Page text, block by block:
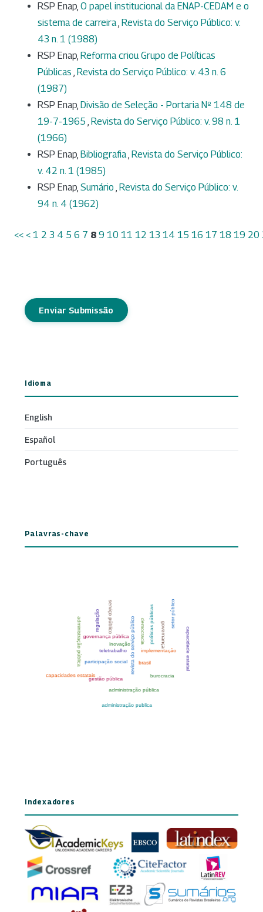
RSP Enap, O papel institucional da ENAP-CEDAM e o
sistema de carreira Revista do Serviço Público: v.
43 n. 1 (1988)
RSP Enap, Reforma criou Grupo de Políticas
Públicas Revista do Serviço Público: v. 43 n. 6
(1987)
RSP Enap, Divisão de Seleção - Portaria Nº 148 de
19-7-1965 Revista do Serviço Público: v. 98 n. 1
(1966)
RSP Enap, Bibliografia Revista do Serviço Público:
v. 42 n. 1 (1985)
RSP Enap, Sumário Revista do Serviço Público: v.
94 n. 4 (1962)
<< < 1 2 3 4 5 6 7 8 9 10 11 12 13 14 15 16 17 18 19 20
Enviar Submissão
Idioma
English
Español
Português
Palavras-chave
Indexadores